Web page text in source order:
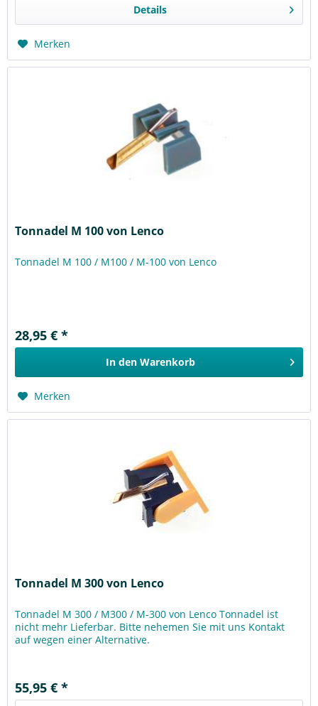
Details
Merken
Tonnadel M 100 von Lenco
Tonnadel M 100 / M100 / M-100 von Lenco
28,95 € *
In den Warenkorb
Merken
Tonnadel M 300 von Lenco
Tonnadel M 300 / M300 / M-300 von Lenco Tonnadel ist
nicht mehr Lieferbar. Bitte nehemen Sie mit uns Kontakt
auf wegen einer Alternative.
55,95 € *